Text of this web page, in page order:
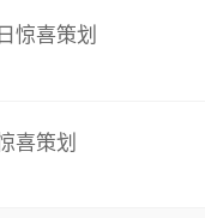
惊喜策划
喜策划